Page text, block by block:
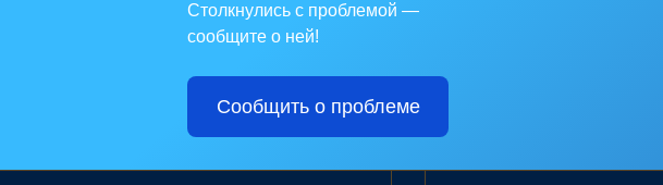
Столкнулись с проблемой —
сообщите о ней!
Сообщить о проблеме